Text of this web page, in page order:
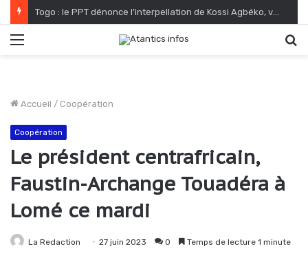
Togo : le PPT dénonce l’interpellation de Kossi Agbéko, vendeur de journaux à Lomé
Accueil / Coopération
Coopération
Le président centrafricain,
Faustin-Archange Touadéra à
Lomé ce mardi
La Redaction 27 juin 2023 0 Temps de lecture 1 minute